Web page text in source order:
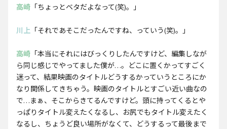
高崎 「ちょっとベタだよなって(笑)。」
川上 「それであそこだったんですね、っていう(笑)。」
高崎 「本当にそれにはびっくりしたんですけど、編集しなが
ら同じ感じでやってました僕が…。どこに置くかってすごく
迷って、結果映画のタイトルどうするかっていうところにか
なり関係してきちゃう。映画のタイトルとすごい近い曲なの
で…まぁ、そこからきてるんですけど。頭に持ってくるとや
っぱりタイトル変えたくなるし、お尻でもタイトル変えたく
なるし、ちょうど良い場所がなくて、どうするって最後まで